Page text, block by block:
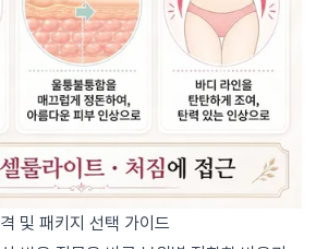
및 패키지 선택 가이드